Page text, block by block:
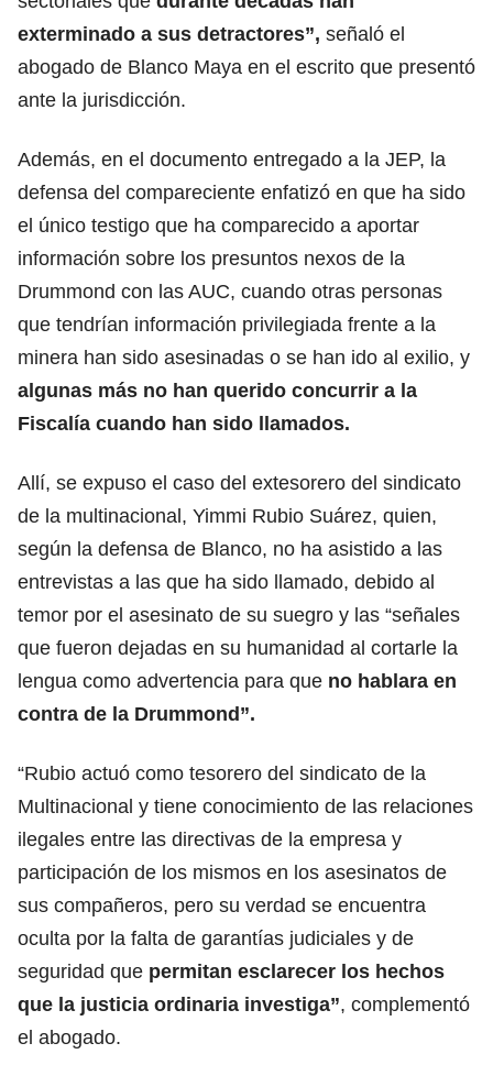
exterminado a sus detractores”, señaló el
abogado de Blanco Maya en el escrito que presentó
ante la jurisdicción.
Además, en el documento entregado a la JEP, la
defensa del compareciente enfatizó en que ha sido
el único testigo que ha comparecido a aportar
información sobre los presuntos nexos de la
Drummond con las AUC, cuando otras personas
que tendrían información privilegiada frente a la
minera han sido asesinadas o se han ido al exilio, y
algunas más no han querido concurrir a la
Fiscalía cuando han sido llamados.
Allí, se expuso el caso del extesorero del sindicato
de la multinacional, Yimmi Rubio Suárez, quien,
según la defensa de Blanco, no ha asistido a las
entrevistas a las que ha sido llamado, debido al
temor por el asesinato de su suegro y las “señales
que fueron dejadas en su humanidad al cortarle la
lengua como advertencia para que no hablara en
contra de la Drummond”.
“Rubio actuó como tesorero del sindicato de la
Multinacional y tiene conocimiento de las relaciones
ilegales entre las directivas de la empresa y
participación de los mismos en los asesinatos de
sus compañeros, pero su verdad se encuentra
oculta por la falta de garantías judiciales y de
seguridad que permitan esclarecer los hechos
que la justicia ordinaria investiga”, complementó
el abogado.